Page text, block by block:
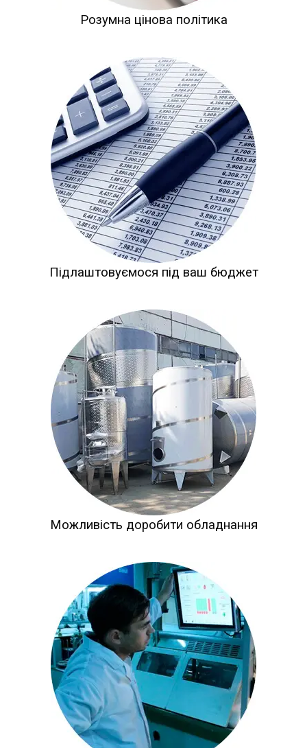
Розумна цінова політика
Підлаштовуємося під ваш бюджет
Можливість доробити обладнання